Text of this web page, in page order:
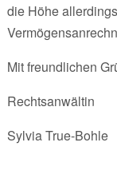
die Höhe
Mit freundlichen
Rechtsanwältin
Sylvia True-Bohle